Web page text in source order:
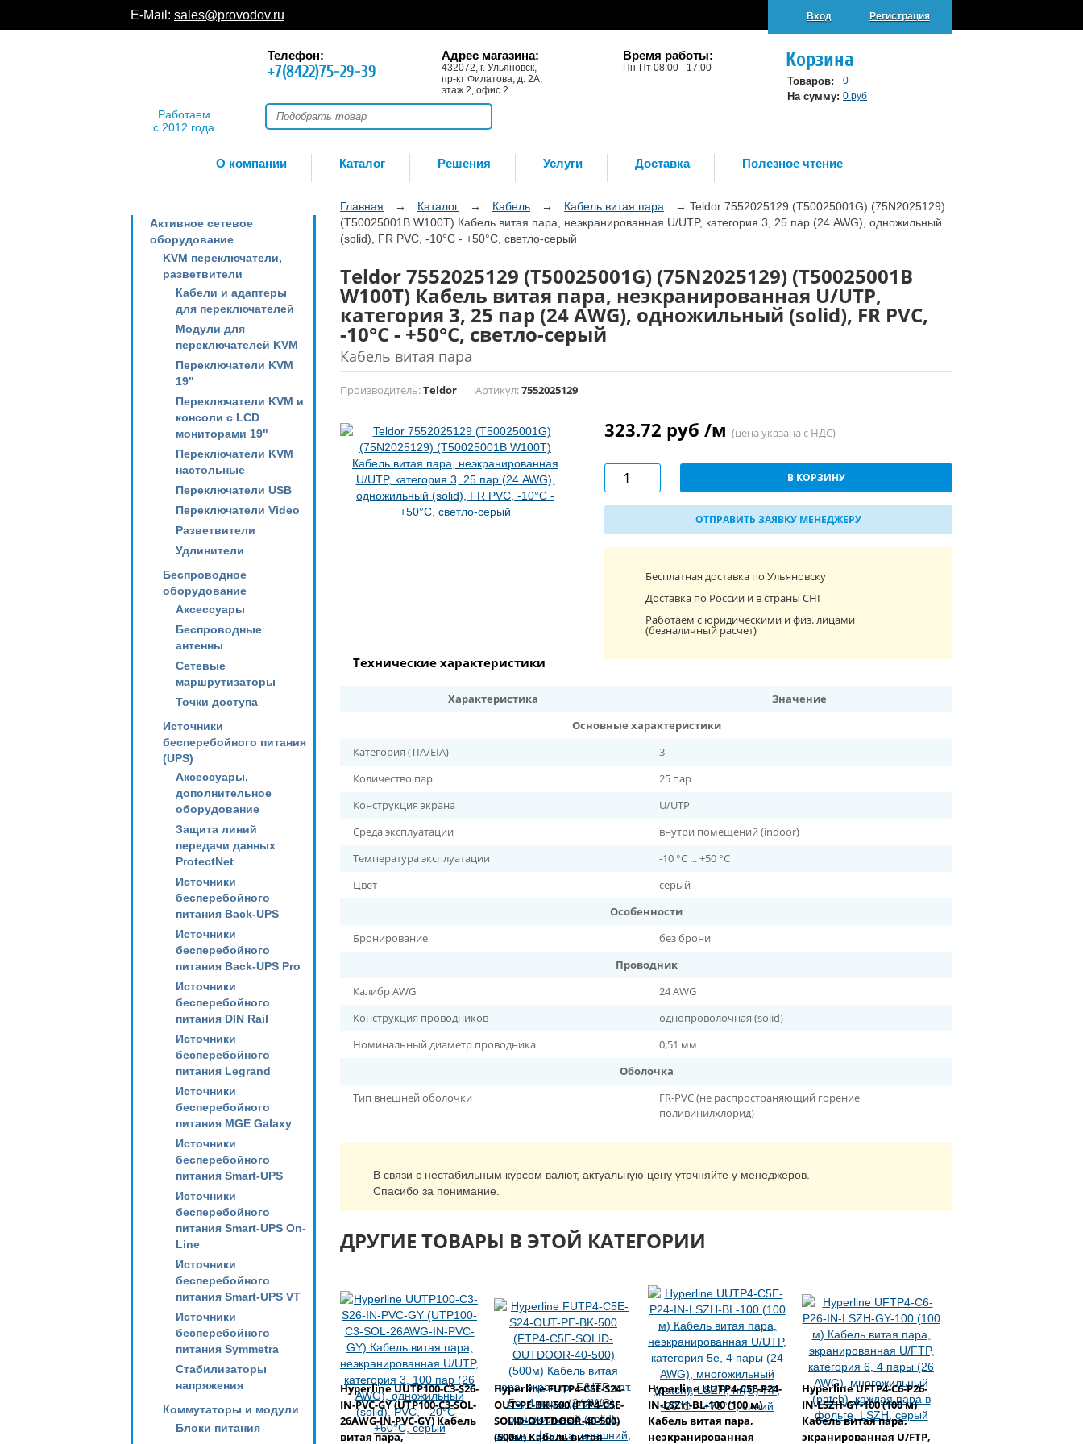
E-Mail: sales@provodov.ru Вход Регистрация
Работаем
с 2012 года
Телефон:
+7(8422)75-29-39
Адрес магазина:
432072, г. Ульяновск,
пр-кт Филатова, д. 2А,
этаж 2, офис 2
Время работы:
Пн-Пт 08:00 - 17:00 Корзина
Товаров: 0
На сумму: 0 руб
О компании Каталог Решения Услуги Доставка Полезное чтение
Активное сетевое
оборудование
KVM переключатели,
разветвители
Кабели и адаптеры
для переключателей
Модули для
переключателей KVM
Переключатели KVM
19"
Переключатели KVM и
консоли с LCD
мониторами 19"
Переключатели KVM
настольные
Переключатели USB
Переключатели Video
Разветвители
Удлинители
Беспроводное
оборудование
Аксессуары
Беспроводные
антенны
Сетевые
маршрутизаторы
Точки доступа
Источники
бесперебойного питания
(UPS)
Аксессуары,
дополнительное
оборудование
Защита линий
передачи данных
ProtectNet
Источники
бесперебойного
питания Back-UPS
Источники
бесперебойного
питания Back-UPS Pro
Источники
бесперебойного
питания DIN Rail
Источники
бесперебойного
питания Legrand
Источники
бесперебойного
питания MGE Galaxy
Источники
бесперебойного
питания Smart-UPS
Источники
бесперебойного
питания Smart-UPS On-
Line
Источники
бесперебойного
питания Smart-UPS VT
Источники
бесперебойного
питания Symmetra
Стабилизаторы
напряжения
Коммутаторы и модули
Блоки питания
Главная → Каталог → Кабель → Кабель витая пара → Teldor 7552025129 (T50025001G) (75N2025129)
(T50025001B W100T) Кабель витая пара, неэкранированная U/UTP, категория 3, 25 пар (24 AWG), одножильный
(solid), FR PVC, -10°C - +50°C, светло-серый
Teldor 7552025129 (T50025001G) (75N2025129) (T50025001B
W100T) Кабель витая пара, неэкранированная U/UTP,
категория 3, 25 пар (24 AWG), одножильный (solid), FR PVC,
-10°C - +50°C, светло-серый
Кабель витая пара
Производитель:Teldor Артикул:7552025129
323.72 руб /м (цена указана с НДС)
В КОРЗИНУ
ОТПРАВИТЬ ЗАЯВКУ МЕНЕДЖЕРУ
Бесплатная доставка по Ульяновску
Доставка по России и в страны СНГ
Работаем с юридическими и физ. лицами
(безналичный расчет)
Технические характеристики
Характеристика
Значение
Основные характеристики
Категория (TIA/EIA)
3
Количество пар
25 пар
Конструкция экрана
U/UTP
Среда эксплуатации
внутри помещений (indoor)
Температура эксплуатации
-10 °C ... +50 °C
Цвет
серый
Особенности
Бронирование
без брони
Проводник
Калибр AWG
24 AWG
Конструкция проводников
однопроволочная (solid)
Номинальный диаметр проводника
0,51 мм
Оболочка
Тип внешней оболочки
FR-PVC (не распространяющий горение
поливинилхлорид)
В связи с нестабильным курсом валют, актуальную цену уточняйте у менеджеров.
Спасибо за понимание.
ДРУГИЕ ТОВАРЫ В ЭТОЙ КАТЕГОРИИ
Hyperline UUTP100-C3-S26-
IN-PVC-GY (UTP100-C3-SOL-
26AWG-IN-PVC-GY) Кабель
витая пара,
Hyperline FUTP4-C5E-S24-
OUT-PE-BK-500 (FTP4-C5E-
SOLID-OUTDOOR-40-500)
(500м) Кабель витая
Hyperline UUTP4-C5E-P24-
IN-LSZH-BL-100 (100 м)
Кабель витая пара,
неэкранированная
Hyperline UFTP4-C6-P26-
IN-LSZH-GY-100 (100 м)
Кабель витая пара,
экранированная U/FTP,